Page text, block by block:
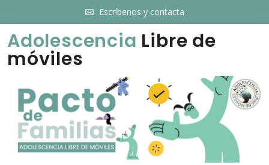
Escríbenos y contacta
Adolescencia Libre de
móviles